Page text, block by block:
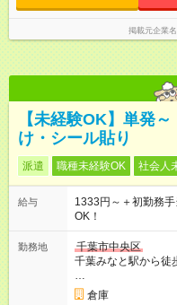
掲載元企業名
【未経験OK】単発
け・シール貼り
派遣 職種未経験OK 社会人
給与
1333円～＋初勤務
OK！
勤務地
千葉市中央区
千葉みなと駅から徒
…
倉庫